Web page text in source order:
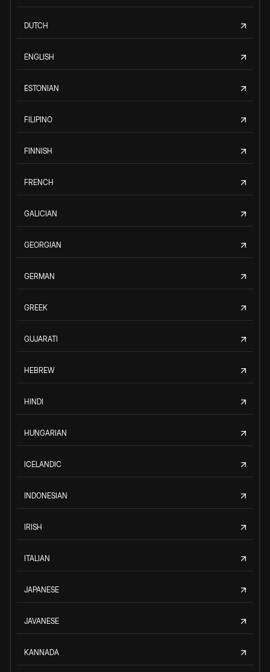
DUTCH
ENGLISH
ESTONIAN
FILIPINO
FINNISH
FRENCH
GALICIAN
GEORGIAN
GERMAN
GREEK
GUJARATI
HEBREW
HINDI
HUNGARIAN
ICELANDIC
INDONESIAN
IRISH
ITALIAN
JAPANESE
JAVANESE
KANNADA